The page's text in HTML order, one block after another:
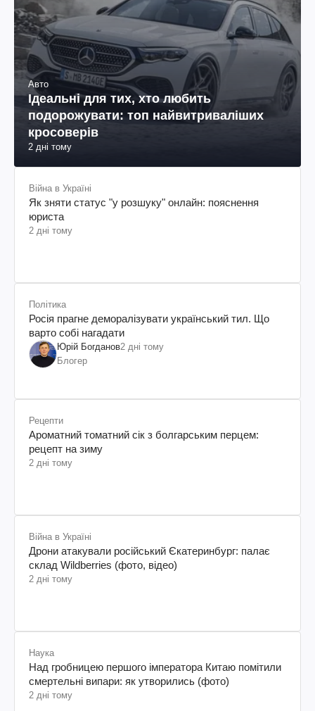
Авто
Ідеальні для тих, хто любить
подорожувати: топ найвитриваліших
кросоверів
2 дні тому
Війна в Україні
Як зняти статус "у розшуку" онлайн: пояснення
юриста
2 дні тому
Політика
Росія прагне деморалізувати український тил. Що
варто собі нагадати
Юрій Богданов2 дні тому
Блогер
Рецепти
Ароматний томатний сік з болгарським перцем:
рецепт на зиму
2 дні тому
Війна в Україні
Дрони атакували російський Єкатеринбург: палає
склад Wildberries (фото, відео)
2 дні тому
Наука
Над гробницею першого імператора Китаю помітили
смертельні випари: як утворились (фото)
2 дні тому